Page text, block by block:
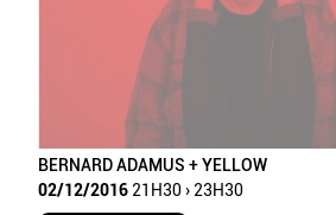
BERNARD ADAMUS + YELLOW
02/12/2016 21H30 › 23H30